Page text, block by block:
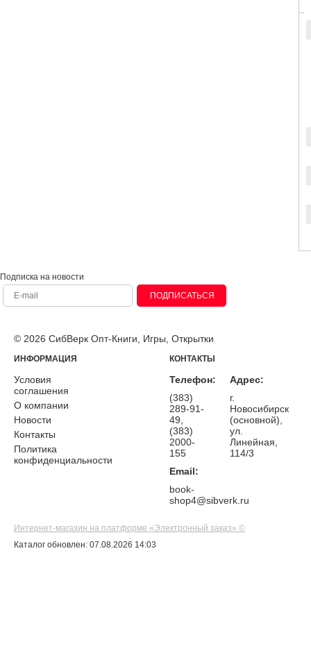
Подписка на новости
ПОДПИСАТЬСЯ
© 2026 СибВерк Опт-Книги, Игры, Открытки
ИНФОРМАЦИЯ
Условия
соглашения
О компании
Новости
Контакты
Политика
конфиденциальности
КОНТАКТЫ
Телефон:
(383)
289-91-
49,
(383)
2000-
155
Email:
book-
shop4@sibverk.ru
Адрес:
г.
Новосибирск
(основной),
ул.
Линейная,
114/3
Интернет-магазин на платформе «Электронный заказ» ©
Каталог обновлен: 07.08.2026 14:03